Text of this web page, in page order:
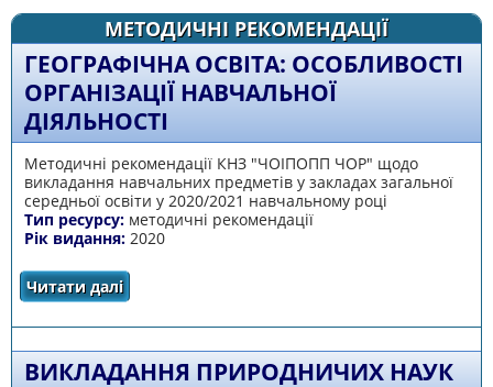
МЕТОДИЧНІ РЕКОМЕНДАЦІЇ
ГЕОГРАФІЧНА ОСВІТА: ОСОБЛИВОСТІ
ОРГАНІЗАЦІЇ НАВЧАЛЬНОЇ
ДІЯЛЬНОСТІ
Методичні рекомендації КНЗ "ЧОІПОПП ЧОР" щодо
викладання навчальних предметів у закладах загальної
середньої освіти у 2020/2021 навчальному році
Тип ресурсу: методичні рекомендації
Рік видання: 2020
Читати далі
ВИКЛАДАННЯ ПРИРОДНИЧИХ НАУК